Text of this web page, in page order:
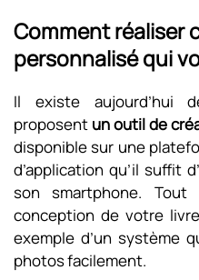
Comment réaliser
personnalisé qui
Il existe aujourd’hui
proposent un outil de
disponible sur une
d’application qu’il suffit
son smartphone.
conception de votre
exemple d’un système
photos facilement.